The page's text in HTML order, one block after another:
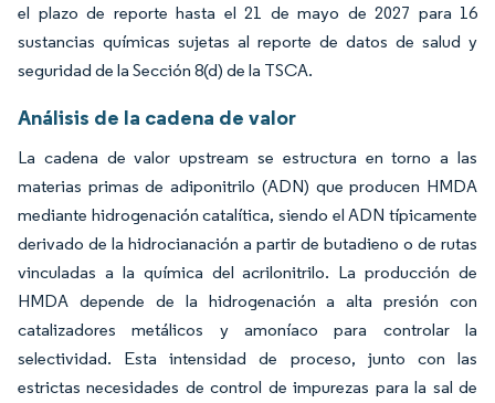
el plazo de reporte hasta el 21 de mayo de 2027 para 16
sustancias químicas sujetas al reporte de datos de salud y
seguridad de la Sección 8(d) de la TSCA.
Análisis de la cadena de valor
La cadena de valor upstream se estructura en torno a las
materias primas de adiponitrilo (ADN) que producen HMDA
mediante hidrogenación catalítica, siendo el ADN típicamente
derivado de la hidrocianación a partir de butadieno o de rutas
vinculadas a la química del acrilonitrilo. La producción de
HMDA depende de la hidrogenación a alta presión con
catalizadores metálicos y amoníaco para controlar la
selectividad. Esta intensidad de proceso, junto con las
estrictas necesidades de control de impurezas para la sal de